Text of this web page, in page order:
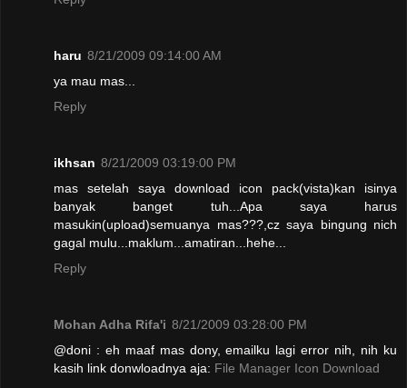
haru 8/21/2009 09:14:00 AM
ya mau mas...
Reply
ikhsan 8/21/2009 03:19:00 PM
mas setelah saya download icon pack(vista)kan isinya
banyak banget tuh...Apa saya harus
masukin(upload)semuanya mas???,cz saya bingung nich
gagal mulu...maklum...amatiran...hehe...
Reply
Mohan Adha Rifa'i 8/21/2009 03:28:00 PM
@doni : eh maaf mas dony, emailku lagi error nih, nih ku
kasih link donwloadnya aja: File Manager Icon Download